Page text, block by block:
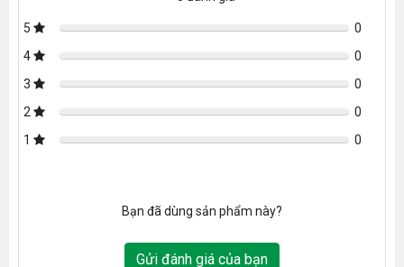
5
0
4
0
3
0
2
0
1
0
Bạn đã dùng sản phẩm này?
Gửi đánh giá của bạn